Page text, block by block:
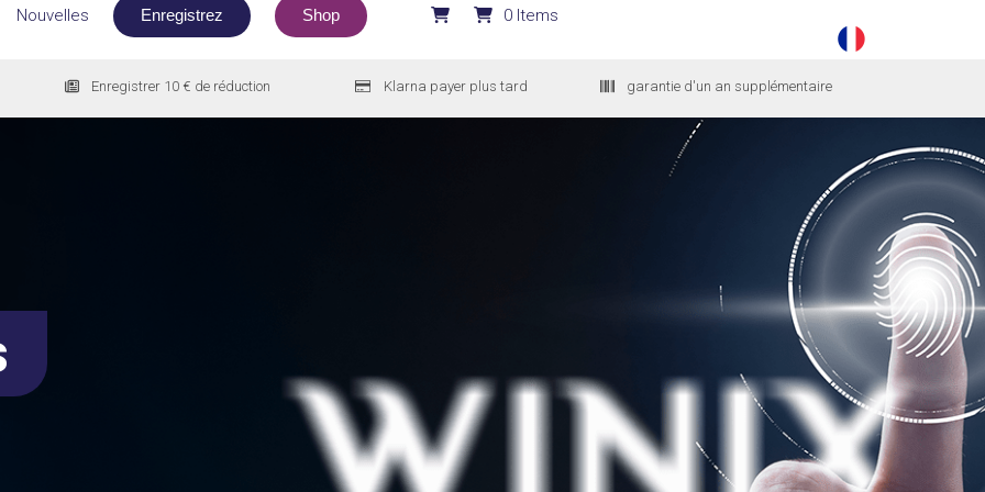
Nouvelles Enregistrez Shop 0 Items
Enregistrer 10 € de réduction Klarna payer plus tard garantie d'un an supplémentaire